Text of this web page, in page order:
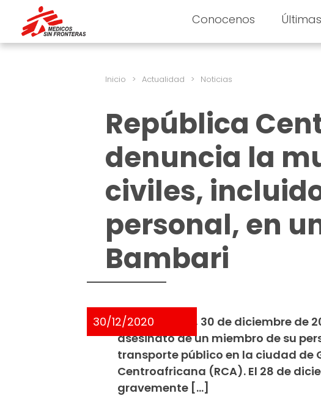
Conocenos
Inicio > Actualidad > Noticias
República
denuncia la
civiles,
personal, en
Bambari
30/12/2020
Berlín, Bangui, 30 de diciembre de
asesinato de un miembro de su
transporte público en la ciudad de
Centroafricana (RCA). El 28 de
gravemente […]